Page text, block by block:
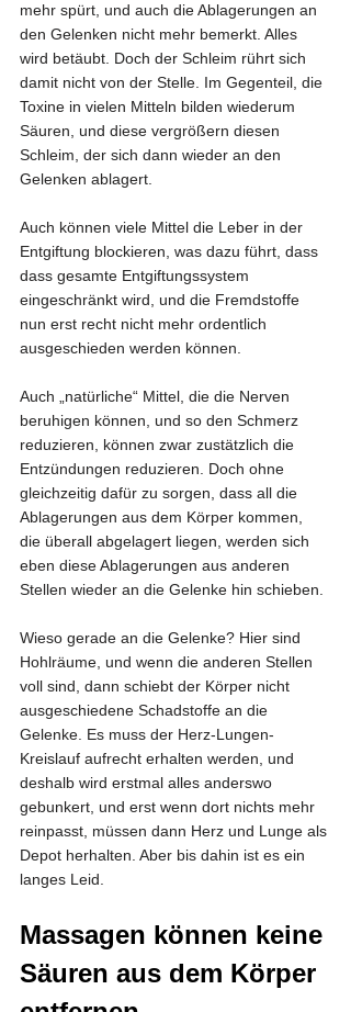
mehr spürt, und auch die Ablagerungen an
den Gelenken nicht mehr bemerkt. Alles
wird betäubt. Doch der Schleim rührt sich
damit nicht von der Stelle. Im Gegenteil, die
Toxine in vielen Mitteln bilden wiederum
Säuren, und diese vergrößern diesen
Schleim, der sich dann wieder an den
Gelenken ablagert.
Auch können viele Mittel die Leber in der
Entgiftung blockieren, was dazu führt, dass
dass gesamte Entgiftungssystem
eingeschränkt wird, und die Fremdstoffe
nun erst recht nicht mehr ordentlich
ausgeschieden werden können.
Auch „natürliche“ Mittel, die die Nerven
beruhigen können, und so den Schmerz
reduzieren, können zwar zustätzlich die
Entzündungen reduzieren. Doch ohne
gleichzeitig dafür zu sorgen, dass all die
Ablagerungen aus dem Körper kommen,
die überall abgelagert liegen, werden sich
eben diese Ablagerungen aus anderen
Stellen wieder an die Gelenke hin schieben.
Wieso gerade an die Gelenke? Hier sind
Hohlräume, und wenn die anderen Stellen
voll sind, dann schiebt der Körper nicht
ausgeschiedene Schadstoffe an die
Gelenke. Es muss der Herz-Lungen-
Kreislauf aufrecht erhalten werden, und
deshalb wird erstmal alles anderswo
gebunkert, und erst wenn dort nichts mehr
reinpasst, müssen dann Herz und Lunge als
Depot herhalten. Aber bis dahin ist es ein
langes Leid.
Massagen können keine
Säuren aus dem Körper